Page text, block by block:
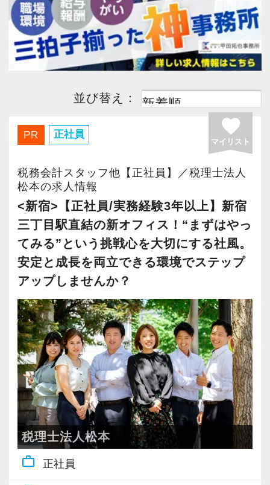
並び替え：
PR 正社員 favorite
マイリスト
税務会計スタッフ他【正社員】／税理士法人
松本の求人情報
<新宿>【正社員/実務経験3年以上】新宿
三丁目駅直結の新オフィス！“まずはやっ
てみる”という挑戦心を大切にする社風。
安定と成長を両立できる環境でステップ
アップしませんか？
税理士法人松本
work_outline 正社員